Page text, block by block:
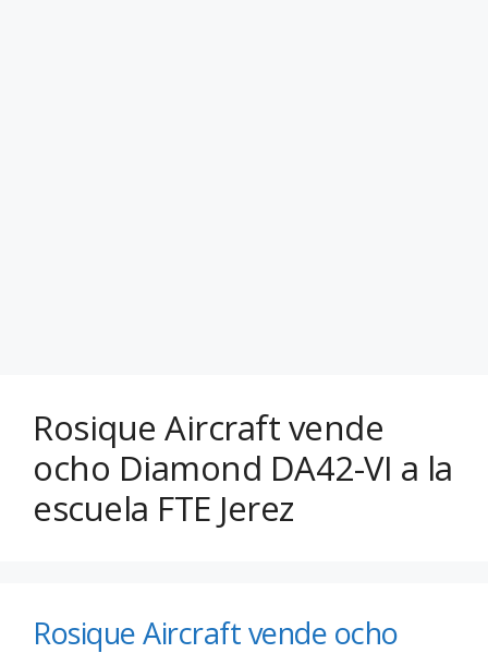
Rosique Aircraft vende
ocho Diamond DA42-VI a la
escuela FTE Jerez
Rosique Aircraft vende ocho